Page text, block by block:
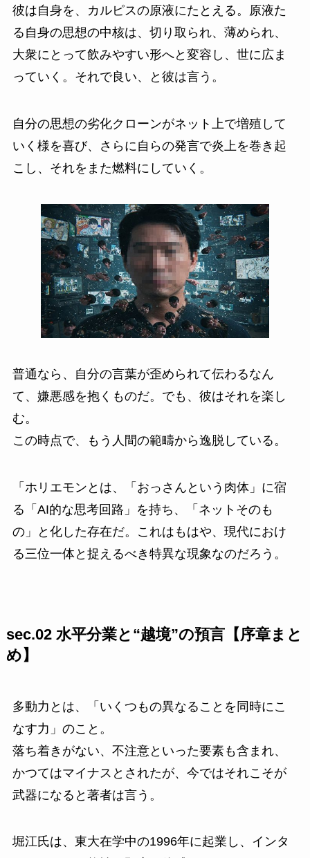
彼は自身を、カルピスの原液にたとえる。原液た
る自身の思想の中核は、切り取られ、薄められ、
大衆にとって飲みやすい形へと変容し、世に広ま
っていく。それで良い、と彼は言う。
自分の思想の劣化クローンがネット上で増殖して
いく様を喜び、さらに自らの発言で炎上を巻き起
こし、それをまた燃料にしていく。
普通なら、自分の言葉が歪められて伝わるなん
て、嫌悪感を抱くものだ。でも、彼はそれを楽し
む。
この時点で、もう人間の範疇から逸脱している。
「ホリエモンとは、「おっさんという肉体」に宿
る「AI的な思考回路」を持ち、「ネットそのも
の」と化した存在だ。これはもはや、現代におけ
る三位一体と捉えるべき特異な現象なのだろう。
sec.02 水平分業と“越境”の預言【序章まと
め】
多動力とは、「いくつもの異なることを同時にこ
なす力」のこと。
落ち着きがない、不注意といった要素も含まれ、
かつてはマイナスとされたが、今ではそれこそが
武器になると著者は言う。
堀江氏は、東大在学中の1996年に起業し、インタ